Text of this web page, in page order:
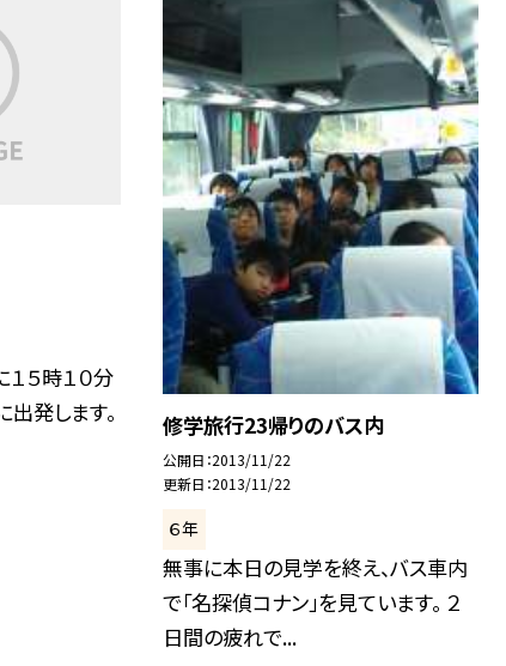
５時１０分
出発します。
修学旅行23帰りのバス内
公開日 2013/11/22
更新日 2013/11/22
６年
無事に本日の見学を終え、バス車内
で「名探偵コナン」を見ています。 ２
日間の疲れで...